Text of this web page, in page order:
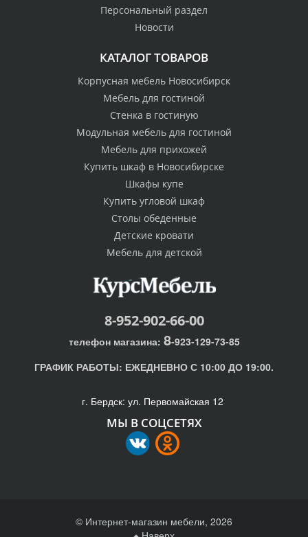
Персональный раздел
Новости
КАТАЛОГ ТОВАРОВ
Корпусная мебель Новосибирск
Мебель для гостиной
Стенка в гостиную
Модульная мебель для гостиной
Мебель для прихожей
Купить шкаф в Новосибирске
Шкафы купе
Купить угловой шкаф
Столы обеденные
Детские кровати
Мебель для детской
8-952-902-66-00
телефон магазина: 8-923-129-73-85
ГРАФИК РАБОТЫ: ЕЖЕДНЕВНО С 10:00 ДО 19:00.
г. Бердск: ул. Первомайская 12
МЫ В СОЦСЕТЯХ
© Интернет-магазин мебели, 2026